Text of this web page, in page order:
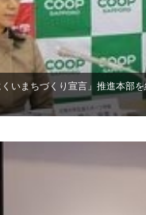
くいまちづくり宣言」推進本部